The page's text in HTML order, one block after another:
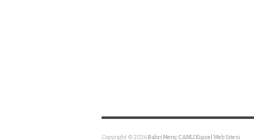
Copyright © 2026Bahri Meriç CANLI Kişisel Web Sitesi